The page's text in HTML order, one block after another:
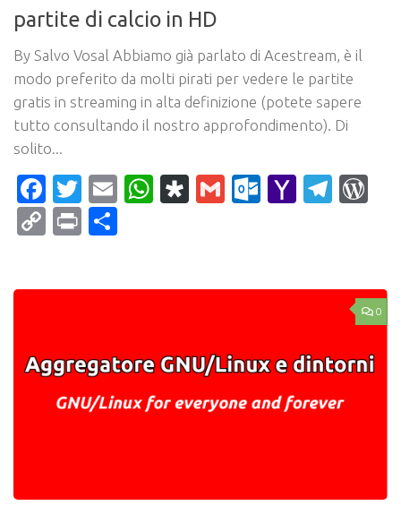
partite di calcio in HD
By Salvo Vosal Abbiamo già parlato di Acestream, è il
modo preferito da molti pirati per vedere le partite
gratis in streaming in alta definizione (potete sapere
tutto consultando il nostro approfondimento). Di
solito...
Facebook
Twitter
EmailWhatsApp
Diaspora
Gmail Yahoo
CopyPrint
0